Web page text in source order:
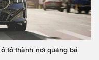
tô thành nơi quảng bá